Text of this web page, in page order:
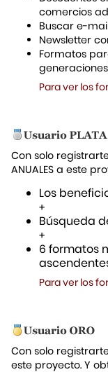
comercios
Buscar e-
Newsletter
Formatos
Para ver los
Con solo
ANUALES a este
Los
+
Búsqueda
+
6 formatos
Para ver los
Con solo
este proyecto. Y